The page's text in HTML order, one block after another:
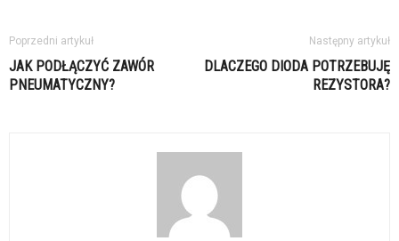
Poprzedni artykuł
JAK PODŁĄCZYĆ ZAWÓR
PNEUMATYCZNY?
Następny artykuł
DLACZEGO DIODA POTRZEBUJĘ
REZYSTORA?